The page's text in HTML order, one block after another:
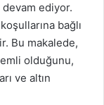
devam ediyor.
bağlı
Bu makalede,
olduğunu,
ve altın